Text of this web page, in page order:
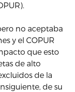
no aceptaba
y el COPUR
que esto
de alto
de la
de su